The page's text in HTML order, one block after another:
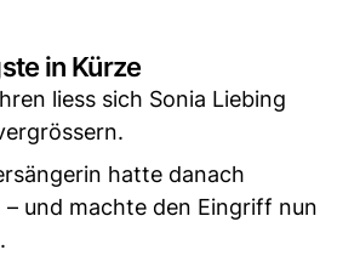
in Kürze
liess sich Sonia Liebing
hatte danach
– und machte den Eingriff nun